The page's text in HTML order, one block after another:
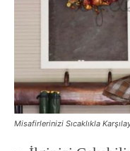
Misafirlerinizi Sıcaklıkla